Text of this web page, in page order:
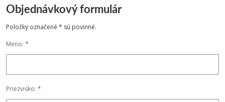
Objednávkový formulár
Položky označené * sú povinné.
Meno: *
Priezvisko: *